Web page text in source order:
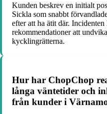
Kunden beskrev en initialt
Sickla som snabbt
efter att ha ätit där.
rekommendationer att
kycklingrätterna.
Hur har ChopChop
långa väntetider och
från kunder i